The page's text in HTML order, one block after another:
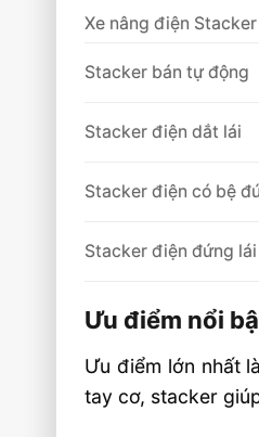
Xe nâng điện Stacker
Stacker bán tự động
Stacker điện dắt lái
Stacker điện có bệ
Stacker điện đứng lái
Ưu điểm nổi
Ưu điểm lớn nhất
tay cơ, stacker